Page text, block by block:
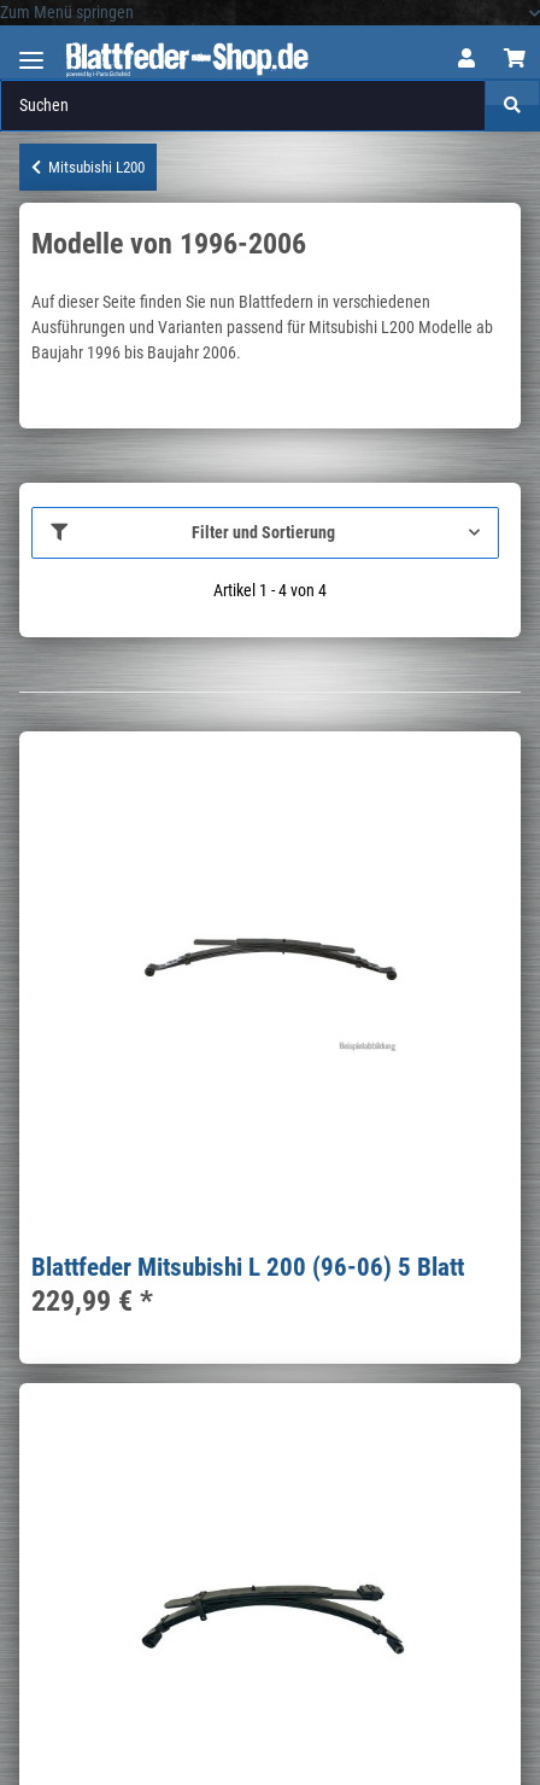
Zum Menü springen
Mitsubishi L200
Modelle von 1996-2006
Auf dieser Seite finden Sie nun Blattfedern in verschiedenen
Ausführungen und Varianten passend für Mitsubishi L200 Modelle ab
Baujahr 1996 bis Baujahr 2006.
Filter und Sortierung
Artikel 1 - 4 von 4
Blattfeder Mitsubishi L 200 (96-06) 5 Blatt
229,99 € *